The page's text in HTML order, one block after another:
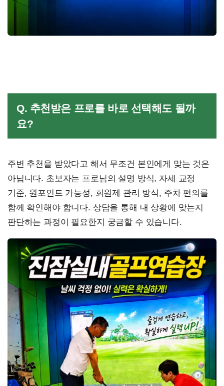
Q. 추천받은 프로를 바로 선택해도 될까
요?
주변 추천을 받았다고 해서 무조건 본인에게 맞는 것은
아닙니다. 초보자는 프로님의 설명 방식, 자세 교정
기준, 원포인트 가능성, 회원제 관리 방식, 주차 편의를
함께 확인해야 합니다. 상담을 통해 내 상황에 맞는지
판단하는 과정이 필요한지 궁금할 수 있습니다.